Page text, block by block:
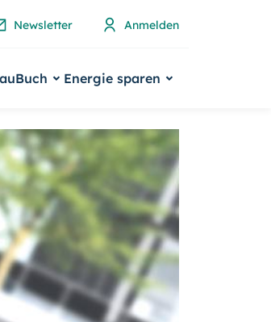
Newsletter Anmelden
Energie sparen